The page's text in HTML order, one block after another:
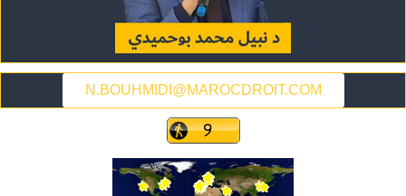
N.BOUHMIDI@MAROCDROIT.COM